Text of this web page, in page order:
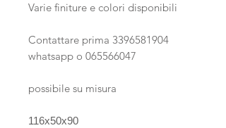
Varie finiture e colori disponibili
Contattare prima 3396581904
whatsapp o 065566047
possibile su misura
116x50x90